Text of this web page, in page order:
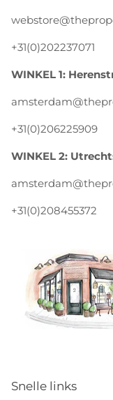
+31(0)202237071
WINKEL 1:
+31(0)206225909
WINKEL 2:
+31(0)208455372
Snelle links